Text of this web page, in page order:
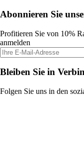
Abonnieren Sie
Profitieren Sie von 10%
anmelden
Bleiben Sie in
Folgen Sie uns in den